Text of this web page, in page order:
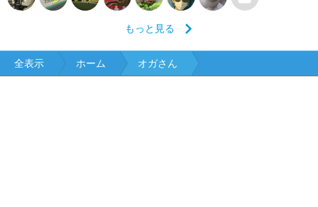
もっと見る
全表示 ホーム オガさん